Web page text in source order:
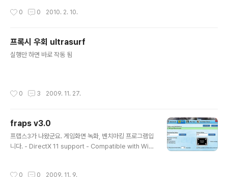
0 0 2010. 2. 10.
프록시 우회 ultrasurf
실행만 하면 바로 작동 됨
0 3 2009. 11. 27.
fraps v3.0
프랩스3가 나왔군요. 게임화면 녹화, 벤치마킹 프로그램입
니다. - DirectX 11 support - Compatible with Win
0 0 2009. 11. 9.